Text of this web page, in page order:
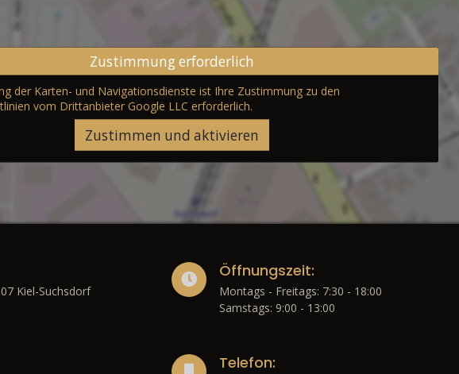
Zustimmung erforderlich
der Karten- und Navigationsdienste ist Ihre Zustimmung zu den
vom Drittanbieter Google LLC erforderlich.
Zustimmen und aktivieren
Kiel-Suchsdorf
Öffnungszeit:
Montags - Freitags: 7:30 - 18:00
Samstags: 9:00 - 13:00
Telefon: